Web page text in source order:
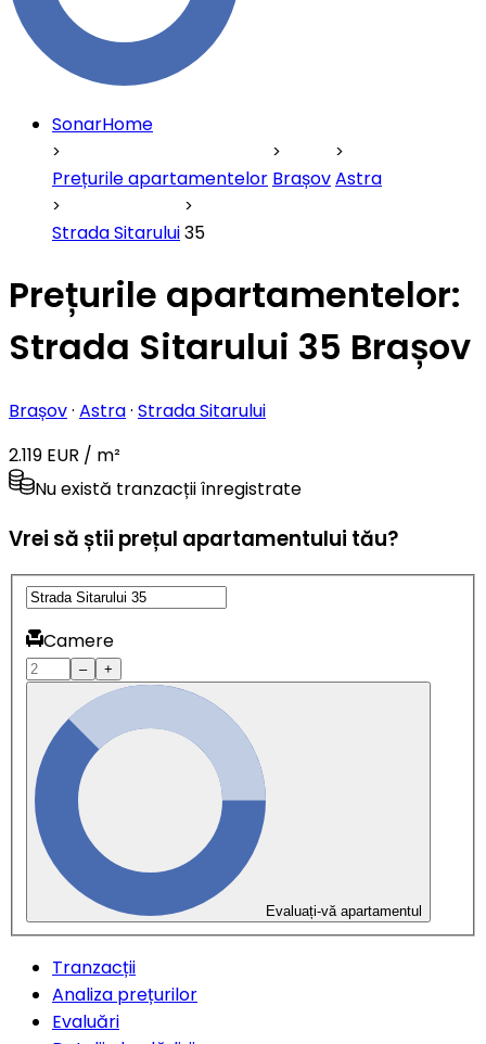
SonarHome
Prețurile apartamentelor BrașovAstra
Strada Sitarului35
Prețurile apartamentelor:
Strada Sitarului 35 Brașov
Brașov· Astra· Strada Sitarului
2.119 EUR / m²
Nu există tranzacții înregistrate
Vrei să știi prețul apartamentului tău?
Camere
– +
Evaluați-vă apartamentul
Tranzacții
Analiza prețurilor
Evaluări